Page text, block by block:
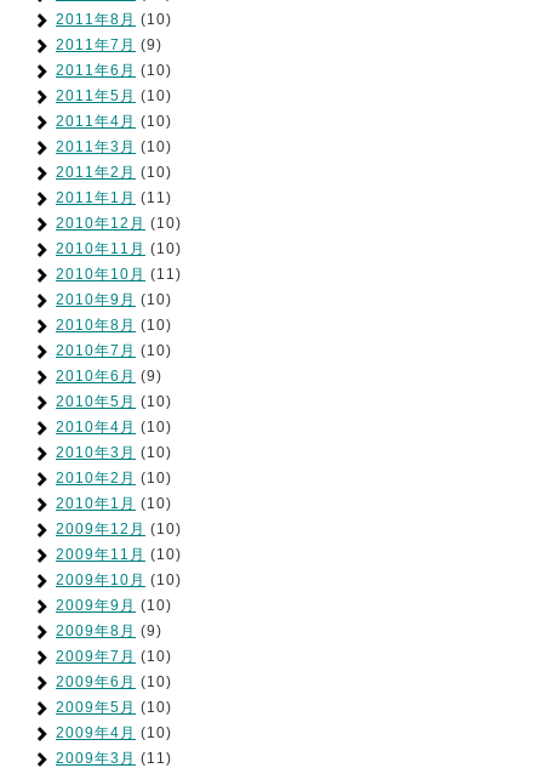
2011年8月 (10)
2011年7月 (9)
2011年6月 (10)
2011年5月 (10)
2011年4月 (10)
2011年3月 (10)
2011年2月 (10)
2011年1月 (11)
2010年12月 (10)
2010年11月 (10)
2010年10月 (11)
2010年9月 (10)
2010年8月 (10)
2010年7月 (10)
2010年6月 (9)
2010年5月 (10)
2010年4月 (10)
2010年3月 (10)
2010年2月 (10)
2010年1月 (10)
2009年12月 (10)
2009年11月 (10)
2009年10月 (10)
2009年9月 (10)
2009年8月 (9)
2009年7月 (10)
2009年6月 (10)
2009年5月 (10)
2009年4月 (10)
2009年3月 (11)